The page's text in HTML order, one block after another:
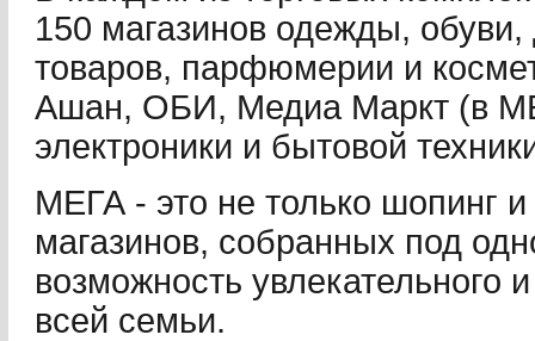
150 магазинов одежды, обуви,
товаров, парфюмерии и
Ашан, ОБИ, Медиа Маркт (в
электроники и бытовой
МЕГА - это не только шопинг
магазинов, собранных под
возможность увлекательного
всей семьи.